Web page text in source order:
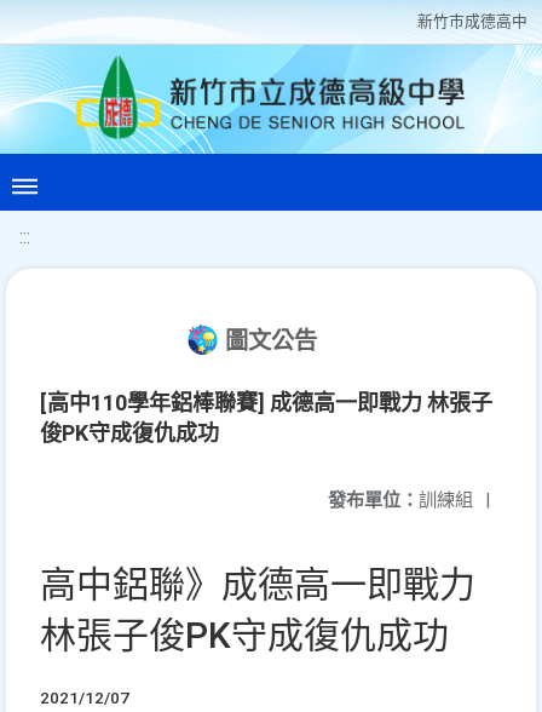
新竹巿成德高中
:::
圖文公告
[高中110學年鋁棒聯賽] 成德高一即戰力 林張子
俊PK守成復仇成功
發布單位： 訓練組 |
高中鋁聯》成德高一即戰力
林張子俊PK守成復仇成功
2021/12/07